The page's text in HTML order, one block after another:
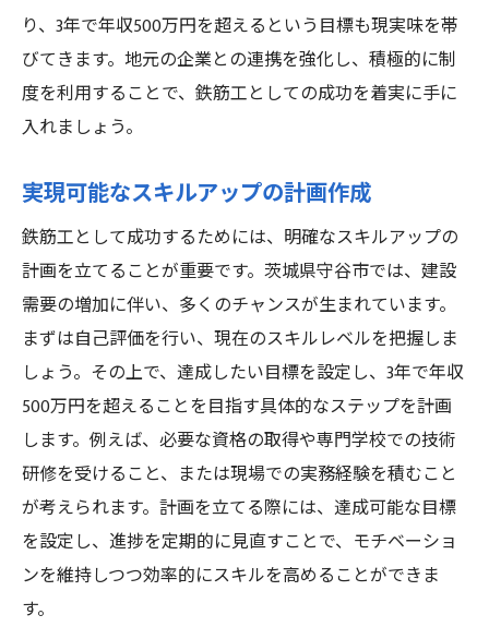
り、3年で年収500万円を超えるという目標も現実味を帯
びてきます。地元の企業との連携を強化し、積極的に制
度を利用することで、鉄筋工としての成功を着実に手に
入れましょう。
実現可能なスキルアップの計画作成
鉄筋工として成功するためには、明確なスキルアップの
計画を立てることが重要です。茨城県守谷市では、建設
需要の増加に伴い、多くのチャンスが生まれています。
まずは自己評価を行い、現在のスキルレベルを把握しま
しょう。その上で、達成したい目標を設定し、3年で年収
500万円を超えることを目指す具体的なステップを計画
します。例えば、必要な資格の取得や専門学校での技術
研修を受けること、または現場での実務経験を積むこと
が考えられます。計画を立てる際には、達成可能な目標
を設定し、進捗を定期的に見直すことで、モチベーショ
ンを維持しつつ効率的にスキルを高めることができま
す。